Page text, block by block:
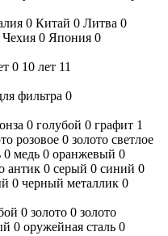
0 Китай 0 Литва 0
Чехия 0 Япония 0
0 10 лет 11
фильтра 0
0 голубой 0 графит 1
розовое 0 золото светлое
0 медь 0 оранжевый 0
антик 0 серый 0 синий 0
0 черный металлик 0
0 золото 0 золото
0 оружейная сталь 0